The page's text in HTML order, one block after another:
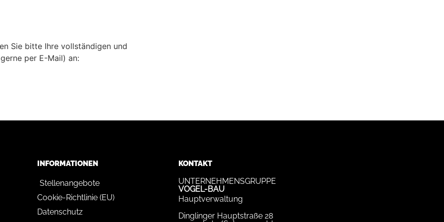
Sie bitte Ihre vollständigen und
per E-Mail) an:
INFORMATIONEN
Stellenangebote
Cookie-Richtlinie (EU)
Datenschutz
KONTAKT
UNTERNEHMENSGRUPPE
VOGEL-BAU
Hauptverwaltung
Dinglinger Hauptstraße 28